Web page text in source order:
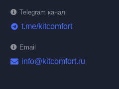
Telegram канал
telegram t.me/kitcomfort
Email
info@kitcomfort.ru